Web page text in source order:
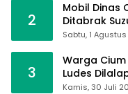
2
Mobil Dinas
Ditabrak
Sabtu, 1
3
Warga
Ludes
Kamis, 30 Juli